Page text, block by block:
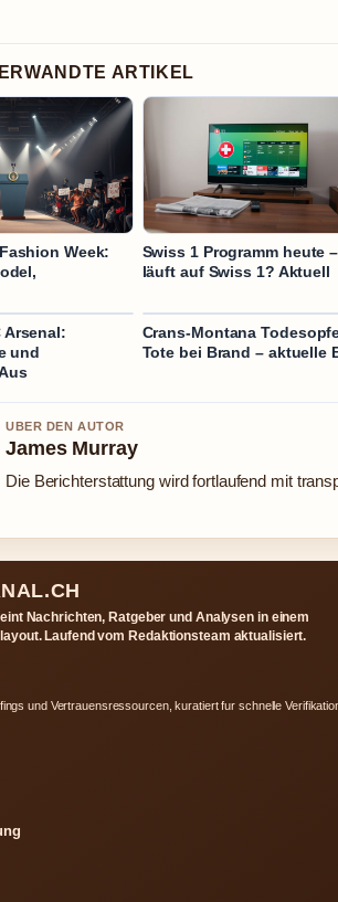
ARTIKEL
Week:
Swiss 1 Programm heute
läuft auf Swiss 1? Aktuell
Arsenal:
und
Crans-Montana
Tote bei Brand – aktuelle
UBER DEN AUTOR
James Murray
Die Berichterstattung wird fortlaufend mit
Nachrichten, Ratgeber und Analysen in einem
Laufend vom Redaktionsteam aktualisiert.
und Vertrauensressourcen, kuratiert fur schnelle